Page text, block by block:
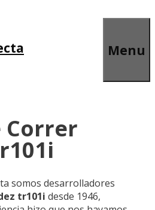
Menu
Correr
somos desarrolladores
tr101i desde 1946,